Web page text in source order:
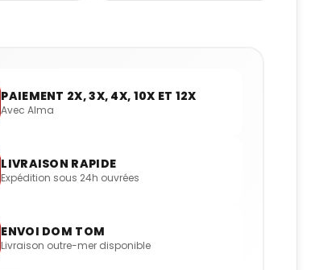
PAIEMENT 2X, 3X, 4X, 10X ET 12X
Avec Alma
LIVRAISON RAPIDE
Expédition sous 24h ouvrées
ENVOI DOM TOM
Livraison outre-mer disponible